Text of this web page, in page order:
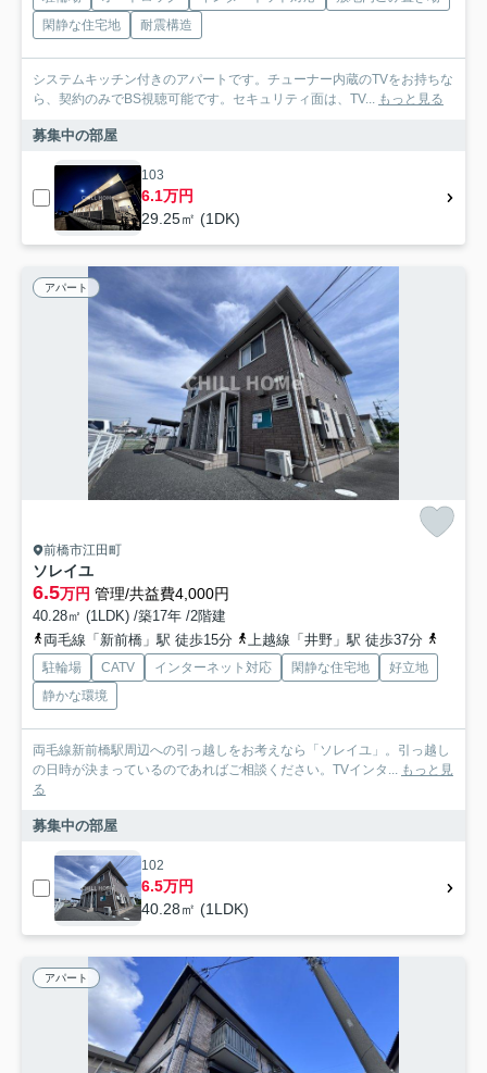
閑静な住宅地
耐震構造
システムキッチン付きのアパートです。チューナー内蔵のTVをお持ちな
ら、契約のみでBS視聴可能です。セキュリティ面は、TV... もっと見る
募集中の部屋
103
6.1万円
29.25㎡ (1DK)
アパート
前橋市江田町
ソレイユ
6.5万円 管理/共益費4,000円
40.28㎡ (1LDK) /築17年 /2階建
両毛線「新前橋」駅 徒歩15分
上越線「井野」駅 徒歩37分
駐輪場 CATV インターネット対応 閑静な住宅地
好立地
静かな環境
両毛線新前橋駅周辺への引っ越しをお考えなら「ソレイユ」。引っ越し
の日時が決まっているのであればご相談ください。TVインタ... もっと見
る
募集中の部屋
102
6.5万円
40.28㎡ (1LDK)
アパート